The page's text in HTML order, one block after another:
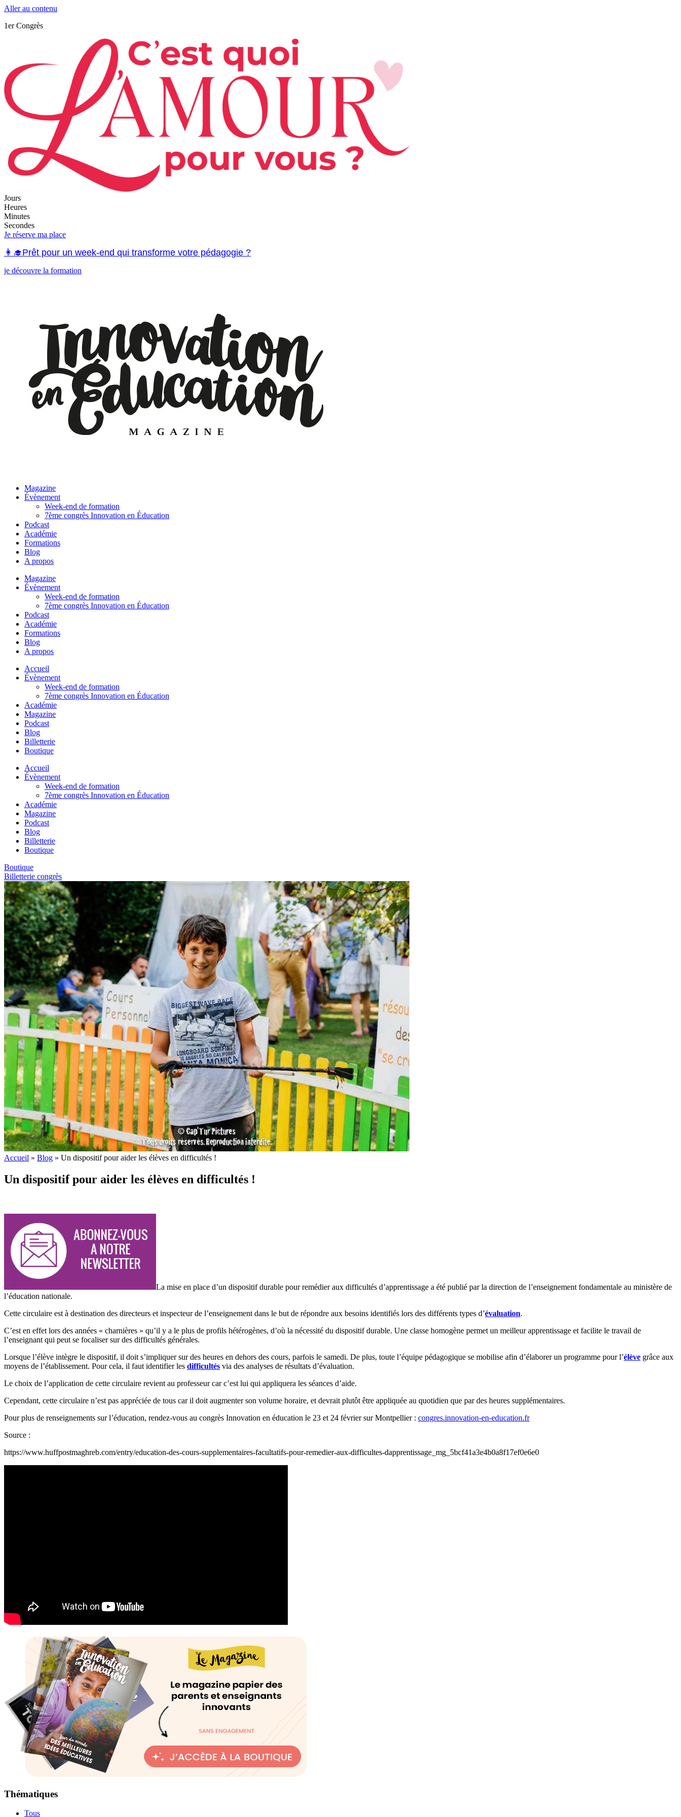
Aller au contenu
1er Congrès
Jours
Heures
Minutes
Secondes
Je réserve ma place
👩‍🎓Prêt pour un week-end qui transforme votre pédagogie ?
je découvre la formation
Magazine
Évènement
Week-end de formation
7ème congrès Innovation en Éducation
Podcast
Académie
Formations
Blog
A propos
Magazine
Évènement
Week-end de formation
7ème congrès Innovation en Éducation
Podcast
Académie
Formations
Blog
A propos
Accueil
Évènement
Week-end de formation
7ème congrès Innovation en Éducation
Académie
Magazine
Podcast
Blog
Billetterie
Boutique
Accueil
Évènement
Week-end de formation
7ème congrès Innovation en Éducation
Académie
Magazine
Podcast
Blog
Billetterie
Boutique
Boutique
Billetterie congrès
Accueil » Blog » Un dispositif pour aider les élèves en difficultés !
Un dispositif pour aider les élèves en difficultés !
La mise en place d’un dispositif durable pour remédier aux difficultés d’apprentissage a été publié par la direction de l’enseignement fondamentale au ministère de
l’éducation nationale.
Cette circulaire est à destination des directeurs et inspecteur de l’enseignement dans le but de répondre aux besoins identifiés lors des différents types d’évaluation.
C’est en effet lors des années « charnières » qu’il y a le plus de profils hétérogènes, d’où la nécessité du dispositif durable. Une classe homogène permet un meilleur apprentissage et facilite le travail de
l’enseignant qui peut se focaliser sur des difficultés générales.
Lorsque l’élève intègre le dispositif, il doit s’impliquer sur des heures en dehors des cours, parfois le samedi. De plus, toute l’équipe pédagogique se mobilise afin d’élaborer un programme pour l’élève grâce aux
moyens de l’établissement. Pour cela, il faut identifier les difficultés via des analyses de résultats d’évaluation.
Le choix de l’application de cette circulaire revient au professeur car c’est lui qui appliquera les séances d’aide.
Cependant, cette circulaire n’est pas appréciée de tous car il doit augmenter son volume horaire, et devrait plutôt être appliquée au quotidien que par des heures supplémentaires.
Pour plus de renseignements sur l’éducation, rendez-vous au congrès Innovation en éducation le 23 et 24 février sur Montpellier : congres.innovation-en-education.fr
Source :
https://www.huffpostmaghreb.com/entry/education-des-cours-supplementaires-facultatifs-pour-remedier-aux-difficultes-dapprentissage_mg_5bcf41a3e4b0a8f17ef0e6e0
Thématiques
Tous